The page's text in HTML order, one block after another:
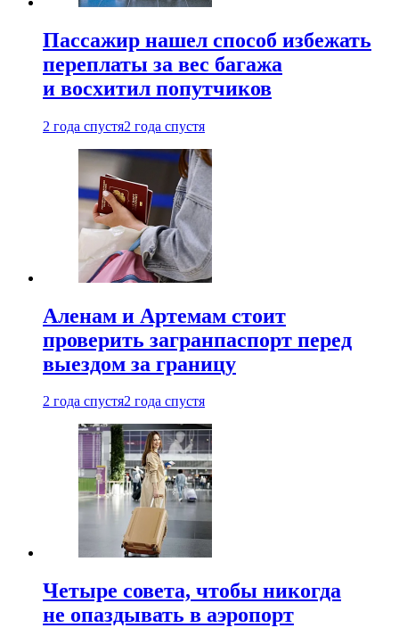
Пассажир нашел способ избежать
переплаты за вес багажа
и восхитил попутчиков
2 года спустя2 года спустя
Аленам и Артемам стоит
проверить загранпаспорт перед
выездом за границу
2 года спустя2 года спустя
Четыре совета, чтобы никогда
не опаздывать в аэропорт